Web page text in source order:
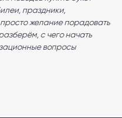
праздники,
желание порадовать
с чего начать
вопросы